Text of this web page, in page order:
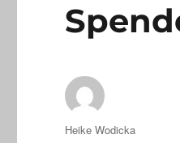
Autor
Heike Wodicka